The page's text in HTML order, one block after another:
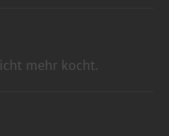
mehr kocht.